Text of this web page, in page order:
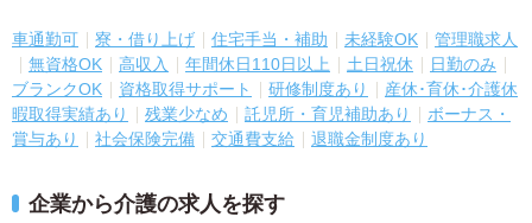
車通勤可 寮・借り上げ 住宅手当・補助 未経験OK
管理職求人
無資格OK
高収入 年間休日110日以上 土日祝休
日勤のみ
ブランクOK
資格取得サポート 研修制度あり
産休･育休･介護休
暇取得実績あり
残業少なめ 託児所・育児補助あり
ボーナス・
賞与あり
社会保険完備 交通費支給 退職金制度あり
企業から介護の求人を探す